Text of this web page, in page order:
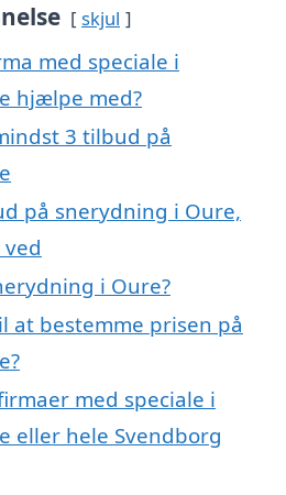
skjul
med speciale i
hjælpe med?
3 tilbud på
på snerydning i Oure,
i Oure?
at bestemme prisen på
med speciale i
eller hele Svendborg